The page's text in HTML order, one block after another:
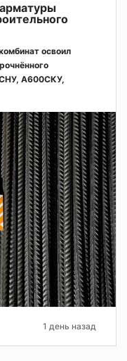
освоил
А600СКУ,
1 день назад